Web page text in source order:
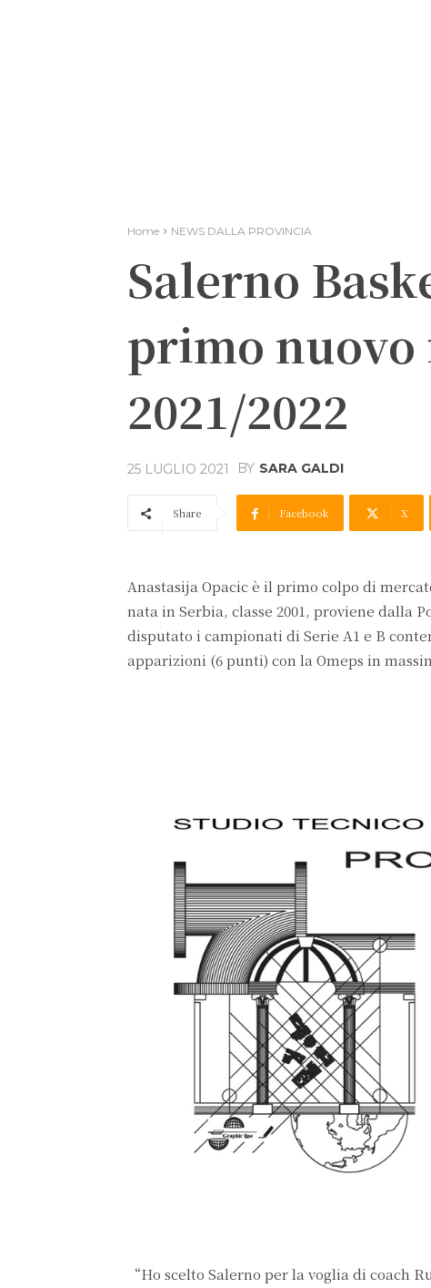
Home NEWS DALLA PROVINCIA
Salerno
primo
2021/2022
25 LUGLIO 2021 BY SARA GALDI
Share Facebook X
Anastasija Opacic è il primo colpo di
nata in Serbia, classe 2001, proviene dalla
disputato i campionati di Serie A1 e B
apparizioni (6 punti) con la Omeps in
“Ho scelto Salerno per la voglia di coach